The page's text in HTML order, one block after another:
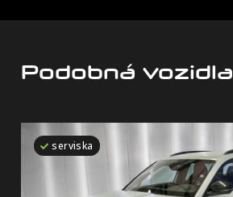
Podobná vozidla
serviska